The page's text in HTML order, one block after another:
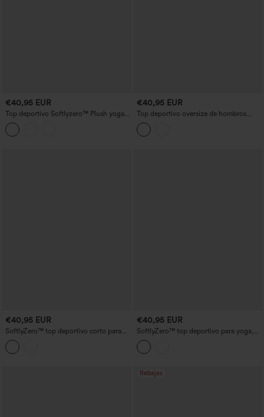
€40,95 EUR
Top deportivo Softlyzero™ Plush yoga 2
en 1 recortado manga larga orificio para
pulgar cuello halter
€40,95 EUR
Top deportivo oversize de hombros
descubiertos y manga larga, con
InstantCool y secado rápido para yoga
€40,95 EUR
SoftlyZero™ top deportivo corto para
yoga, con efecto push-up, de manga
larga, con apertura para el pulgar, ligero
y con tacto fresco
€40,95 EUR
SoftlyZero™ top deportivo para yoga,
ligero y aireado, con cuello redondo,
mangas largas, 2 en 1 con lazada trasera
e InstantCool
Rebajas